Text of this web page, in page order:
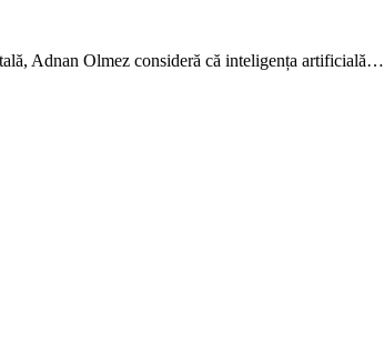
Adnan Olmez consideră că inteligența artificială…